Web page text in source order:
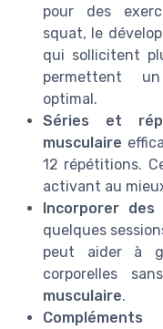
pour des
squat, le
qui sollicitent
permettent
optimal.
Séries et
musculaire
12 répétitions.
activant au
Incorporer
quelques
peut aider à
corporelles
musculaire.